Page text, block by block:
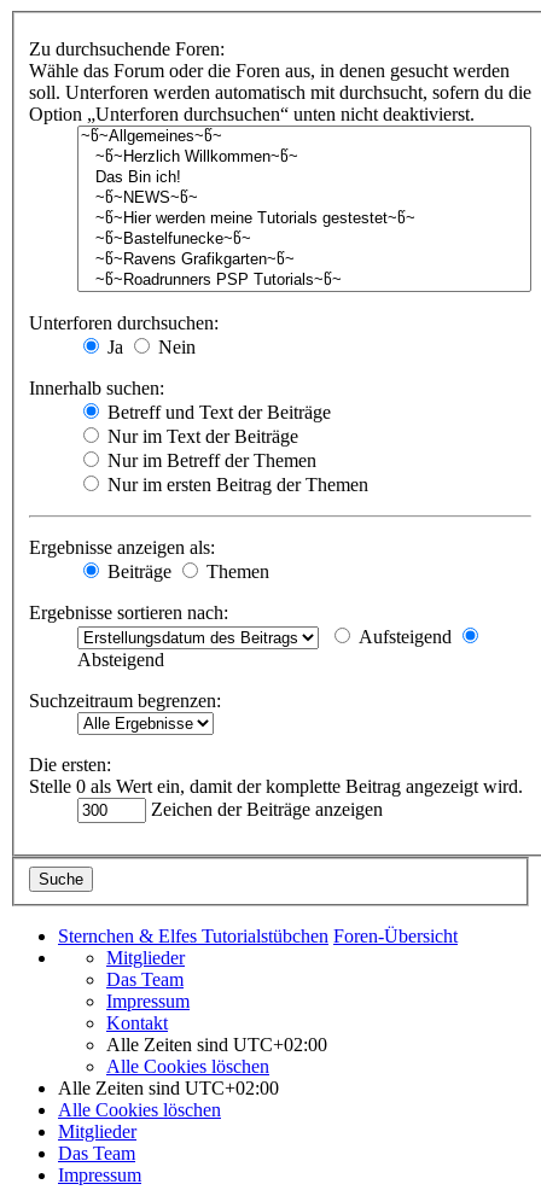
Zu durchsuchende Foren:
Wähle das Forum oder die Foren aus, in denen gesucht werden
soll. Unterforen werden automatisch mit durchsucht, sofern du die
Option „Unterforen durchsuchen“ unten nicht deaktivierst.
Unterforen durchsuchen:
Ja
Nein
Innerhalb suchen:
Betreff und Text der Beiträge
Nur im Text der Beiträge
Nur im Betreff der Themen
Nur im ersten Beitrag der Themen
Ergebnisse anzeigen als:
Beiträge
Themen
Ergebnisse sortieren nach:
Aufsteigend
Absteigend
Suchzeitraum begrenzen:
Die ersten:
Stelle 0 als Wert ein, damit der komplette Beitrag angezeigt wird.
Zeichen der Beiträge anzeigen
Sternchen & Elfes Tutorialstübchen Foren-Übersicht
Mitglieder
Das Team
Impressum
Kontakt
Alle Zeiten sind UTC+02:00
Alle Cookies löschen
Alle Zeiten sind UTC+02:00
Alle Cookies löschen
Mitglieder
Das Team
Impressum